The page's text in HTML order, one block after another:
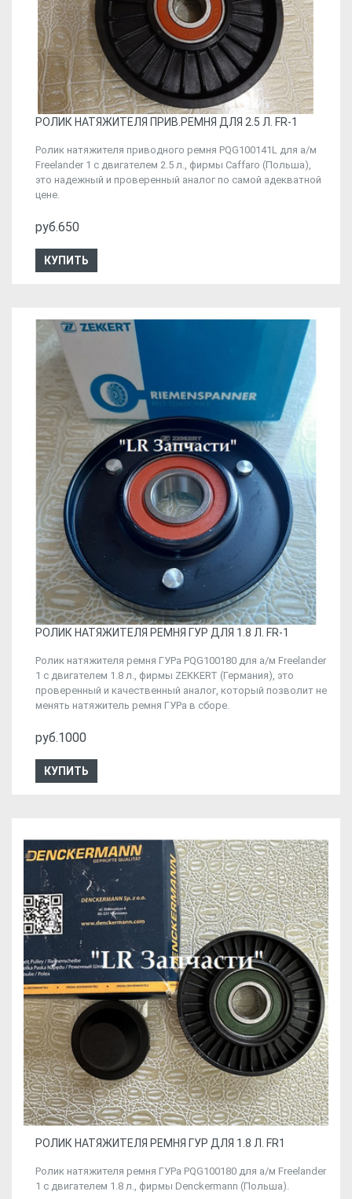
РОЛИК НАТЯЖИТЕЛЯ ПРИВ.РЕМНЯ ДЛЯ 2.5 Л. FR-1
Ролик натяжителя приводного ремня PQG100141L для а/м
Freelander 1 с двигателем 2.5 л., фирмы Caffaro (Польша),
это надежный и проверенный аналог по самой адекватной
цене.
руб.650
КУПИТЬ
РОЛИК НАТЯЖИТЕЛЯ РЕМНЯ ГУР ДЛЯ 1.8 Л. FR-1
Ролик натяжителя ремня ГУРа PQG100180 для а/м Freelander
1 c двигателем 1.8 л., фирмы ZEKKERT (Германия), это
проверенный и качественный аналог, который позволит не
менять натяжитель ремня ГУРа в сборе.
руб.1000
КУПИТЬ
РОЛИК НАТЯЖИТЕЛЯ РЕМНЯ ГУР ДЛЯ 1.8 Л. FR1
Ролик натяжителя ремня ГУРа PQG100180 для а/м Freelander
1 c двигателем 1.8 л., фирмы Denckermann (Польша).